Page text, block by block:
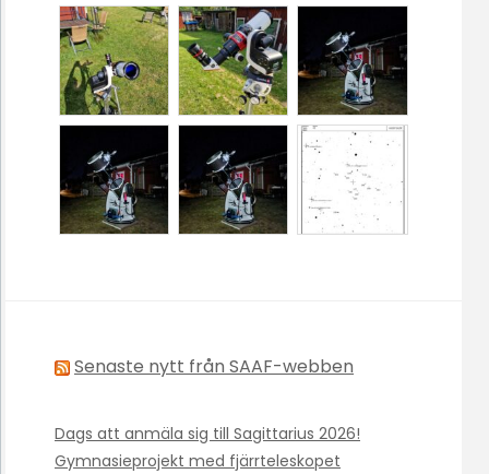
Senaste nytt från SAAF-webben
Dags att anmäla sig till Sagittarius 2026!
Gymnasieprojekt med fjärrteleskopet